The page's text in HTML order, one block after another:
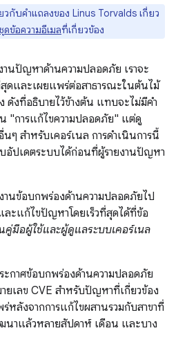
วกับคำแถลงของ Linus Torvalds เกี่ยว
ชุดข้อความอีเมลที่เกี่ยวข้อง
านปัญหาด้านความปลอดภัย เราจะ
ดและเผยแพร่ต่อสาธารณะในต้นไม้
ดังที่อธิบายไว้ข้างต้น แทบจะไม่มีคำ
"การแก้ไขความปลอดภัย" แต่ดู
ๆ สำหรับเคอร์เนล การดำเนินการนี้
อัปเดตระบบได้ก่อนที่ผู้รายงานปัญหา
านข้อบกพร่องด้านความปลอดภัยไป
ะแก้ไขปัญหาโดยเร็วที่สุดได้ที่ข้อ
คู่มือผู้ใช้และผู้ดูแลระบบเคอร์เนล
ะกาศข้อบกพร่องด้านความปลอดภัย
ยเลข CVE สำหรับปัญหาที่เกี่ยวข้อง
หลังจากการแก้ไขผสานรวมกับสาขาที่
นาแล้วหลายสัปดาห์ เดือน และบาง